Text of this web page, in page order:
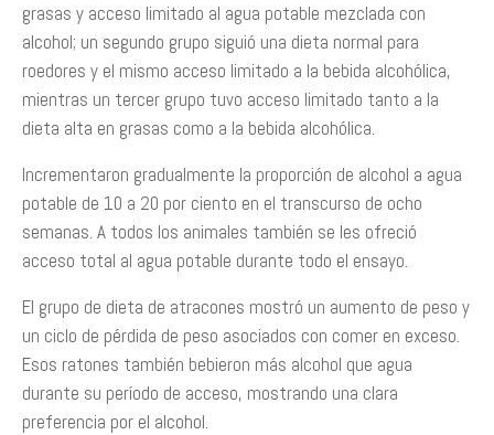
grasas y acceso limitado al agua potable mezclada con
alcohol; un segundo grupo siguió una dieta normal para
roedores y el mismo acceso limitado a la bebida alcohólica,
mientras un tercer grupo tuvo acceso limitado tanto a la
dieta alta en grasas como a la bebida alcohólica.
Incrementaron gradualmente la proporción de alcohol a agua
potable de 10 a 20 por ciento en el transcurso de ocho
semanas. A todos los animales también se les ofreció
acceso total al agua potable durante todo el ensayo.
El grupo de dieta de atracones mostró un aumento de peso y
un ciclo de pérdida de peso asociados con comer en exceso.
Esos ratones también bebieron más alcohol que agua
durante su período de acceso, mostrando una clara
preferencia por el alcohol.